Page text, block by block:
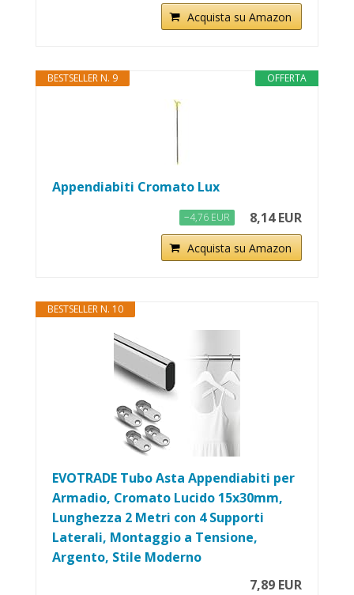
Acquista su Amazon
OFFERTA
BESTSELLER N. 9
Appendiabiti Cromato Lux
−4,76 EUR 8,14 EUR
Acquista su Amazon
BESTSELLER N. 10
EVOTRADE Tubo Asta Appendiabiti per
Armadio, Cromato Lucido 15x30mm,
Lunghezza 2 Metri con 4 Supporti
Laterali, Montaggio a Tensione,
Argento, Stile Moderno
7,89 EUR